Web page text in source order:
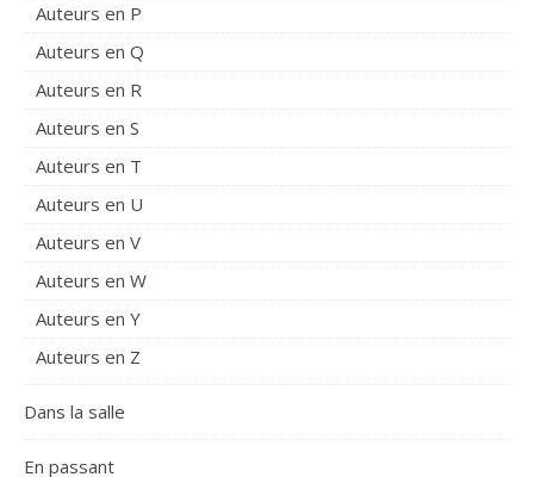
Auteurs en P
Auteurs en Q
Auteurs en R
Auteurs en S
Auteurs en T
Auteurs en U
Auteurs en V
Auteurs en W
Auteurs en Y
Auteurs en Z
Dans la salle
En passant